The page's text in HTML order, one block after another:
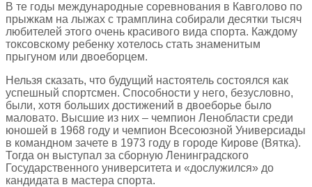
В те годы международные соревнования в Кавголово по
прыжкам на лыжах с трамплина собирали десятки тысяч
любителей этого очень красивого вида спорта. Каждому
токсовскому ребенку хотелось стать знаменитым
прыгуном или двоеборцем.
Нельзя сказать, что будущий настоятель состоялся как
успешный спортсмен. Способности у него, безусловно,
были, хотя больших достижений в двоеборье было
маловато. Высшие из них – чемпион Ленобласти среди
юношей в 1968 году и чемпион Всесоюзной Универсиады
в командном зачете в 1973 году в городе Кирове (Вятка).
Тогда он выступал за сборную Ленинградского
Государственного университета и «дослужился» до
кандидата в мастера спорта.